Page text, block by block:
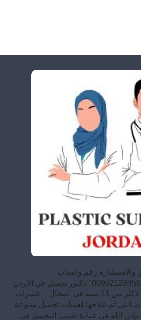
والاستشارة رقم واتساب
"00962123456789" دكتور تجميل في الاردن
خبرة لاكثر من 15 سنة في المجال .. عشرات
التي تم علاجها لعميات تجميل متنوعة
بإذن الله في عيادة طبيب التجميل في